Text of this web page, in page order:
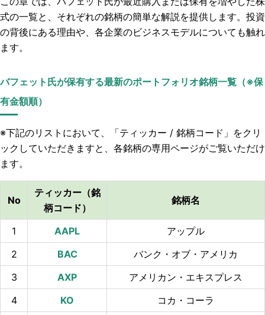
式の一覧と、それぞれの銘柄の簡単な解説を提供します。投資
の背後にある理由や、各企業のビジネスモデルについても触れ
ます。
バフェット氏が保有する最新のポートフォリオ銘柄一覧（※保
有金額順）
※下記のリストにおいて、「ティッカー / 銘柄コード」をクリ
ックしていただきますと、各銘柄の専用ページがご覧いただけ
ます。
No
ティッカー（銘
柄コード）
銘柄名
1
アップル
2
バンク・オブ・アメリカ
3
アメリカン・エキスプレス
4
コカ・コーラ